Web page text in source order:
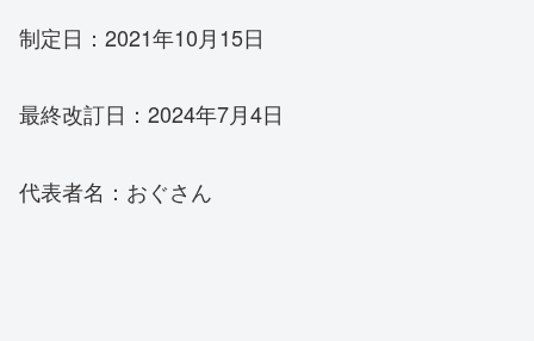
制定日：2021年10月15日
最終改訂日：2024年7月4日
代表者名：おぐさん